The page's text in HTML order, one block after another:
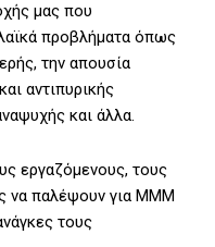
μας που
προβλήματα όπως
την απουσία
αντιπυρικής
και άλλα.
εργαζόμενους, τους
να παλέψουν για ΜΜΜ
τους